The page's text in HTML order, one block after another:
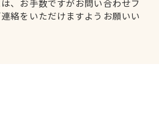
、お手数ですがお問い合わせフ
絡をいただけますようお願いい